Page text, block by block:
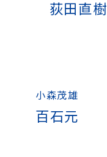
荻田直樹
小森茂雄
百石元